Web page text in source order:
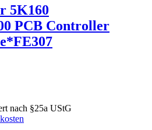
5K160
PCB Controller
nach §25a UStG